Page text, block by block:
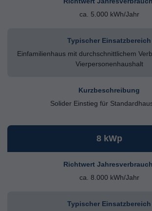
ca. 5.000 kWh/Jahr
Typischer Einsatzbereich
Einfamilienhaus mit durchschnittlichem
Vierpersonenhaushalt
Kurzbeschreibung
Solider Einstieg für
8 kWp
Richtwert
ca. 8.000 kWh/Jahr
Typischer Einsatzbereich